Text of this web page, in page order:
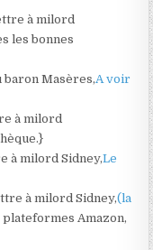
à milord
les bonnes
baron Masères,A voir
à milord
à milord Sidney,Le
à milord Sidney,(la
plateformes Amazon,